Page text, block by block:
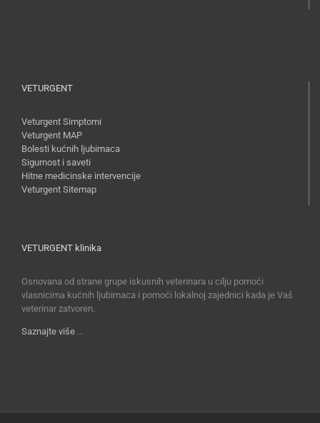
VETURGENT
Veturgent Simptomi
Veturgent MAP
Bolesti kućnih ljubimaca
Sigurnost i saveti
Hitne medicinske intervencije
Veturgent Sitemap
VETURGENT klinika
Osnovana od strane grupe iskusnih veterinara u cilju pomoći
vlasnicima kućnih ljubimaca i pomoći lokalnoj zajednici kada je Vaš
veterinar zatvoren.
Saznajte više …